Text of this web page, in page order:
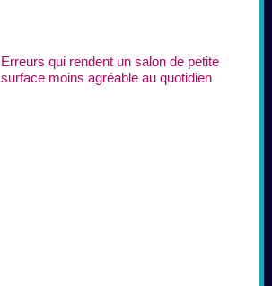
Erreurs qui rendent un salon de petite
surface moins agréable au quotidien